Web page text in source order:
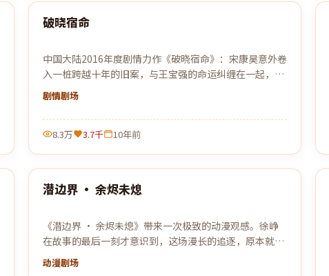
最新
破晓宿命
中国大陆2016年度剧情力作《破晓宿命》：宋康昊意外卷
入一桩跨越十年的旧案，与王宝强的命运纠缠在一起，真
相比想象中更加危险。
剧情剧场
8.3万 3.7千 10年前
最新
99:30
潜边界 · 余烬未熄
《潜边界 · 余烬未熄》带来一次极致的动漫观感。徐峥
在故事的最后一刻才意识到，这场漫长的追逐，原本就是
为自己设下的一个局。
动漫剧场